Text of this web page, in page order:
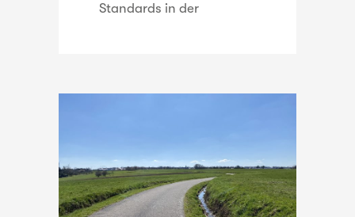
Standards in der